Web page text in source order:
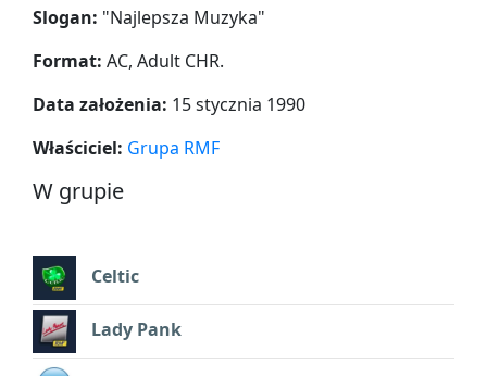
Slogan: "Najlepsza Muzyka"
Format: AC, Adult CHR.
Data założenia: 15 stycznia 1990
Właściciel: Grupa RMF
W grupie
Celtic
Lady Pank